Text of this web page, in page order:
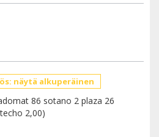
näytä alkuperäinen
86 sotano 2 plaza 26
2,00)